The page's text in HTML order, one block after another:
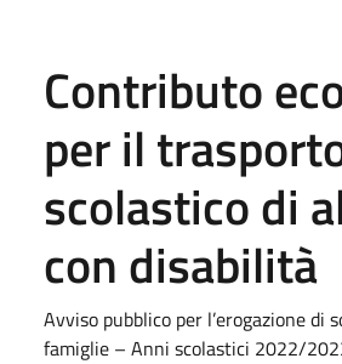
Contributo
per il
scolastico di
con disabilità
Avviso pubblico per l’erogazione di
famiglie – Anni scolastici 2022/